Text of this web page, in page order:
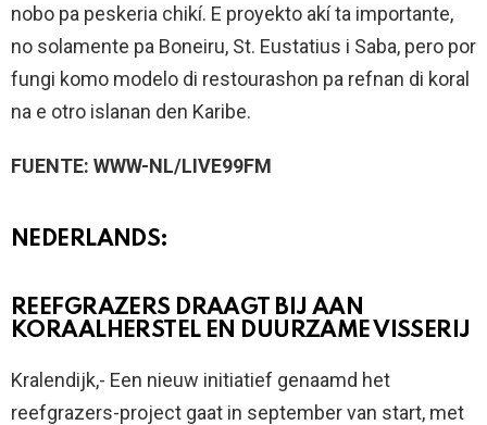
nobo pa peskeria chikí. E proyekto akí ta importante,
no solamente pa Boneiru, St. Eustatius i Saba, pero por
fungi komo modelo di restourashon pa refnan di koral
na e otro islanan den Karibe.
FUENTE: WWW-NL/LIVE99FM
NEDERLANDS:
REEFGRAZERS DRAAGT BIJ AAN
KORAALHERSTEL EN DUURZAME VISSERIJ
Kralendijk,- Een nieuw initiatief genaamd het
reefgrazers-project gaat in september van start, met